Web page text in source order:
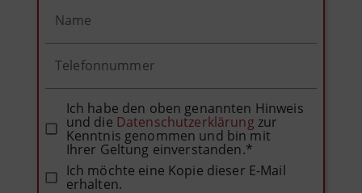
Name
Telefonnummer
Ich habe den oben genannten Hinweis
und die Datenschutzerklärung zur
Kenntnis genommen und bin mit
Ihrer Geltung einverstanden.*
Ich möchte eine Kopie dieser E-Mail
erhalten.